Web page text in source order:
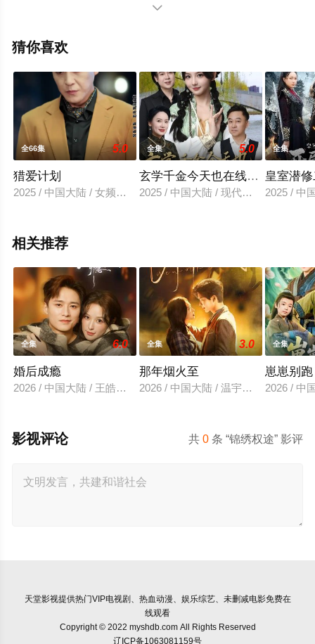
66集），手机免费观看高清无删减完整版电视剧全集就来
或剧情网等平台了解。

猜你喜欢
全66集 5.0
猎爱计划
2025 / 中国大陆 / 女频恋爱
全集 5.0
玄学千金今天也在线打脸
2025 / 中国大陆 / 现代都市
全集
皇室潜
2025 / 中
相关推荐
全集 6.0
婚后成瘾
2026 / 中国大陆 / 王皓祯＆徐轸轸
全集 3.0
那年烟火至
2026 / 中国大陆 / 温宇＆夏欢亭
全集
崽崽别
2026 / 中
共0 条 “锦绣权途” 影评
影视评论
天堂影视提供热门VIP电视剧、热血动漫、娱乐综艺、未删减电影免费在
线观看
Copyright © 2022 myshdb.com All Rights Reserved
辽ICP备1063081159号